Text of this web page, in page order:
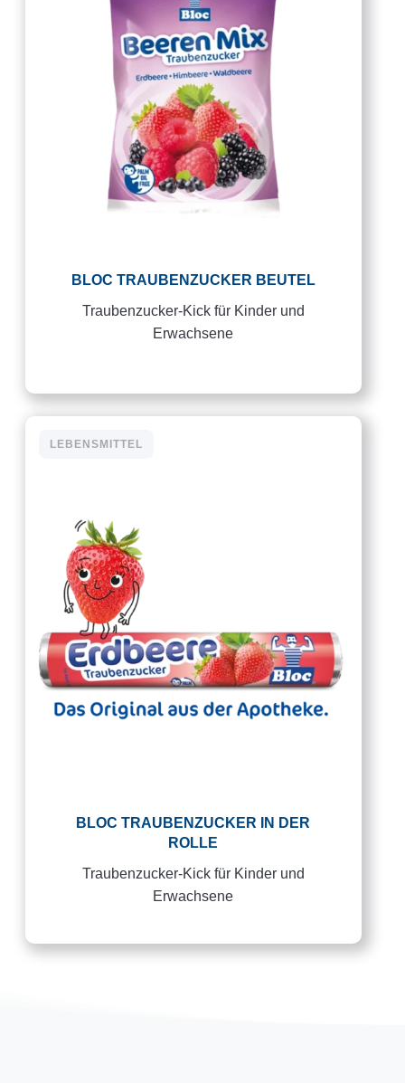
BLOC TRAUBENZUCKER BEUTEL
Traubenzucker-Kick für Kinder und
Erwachsene
LEBENSMITTEL
BLOC TRAUBENZUCKER IN DER
ROLLE
Traubenzucker-Kick für Kinder und
Erwachsene